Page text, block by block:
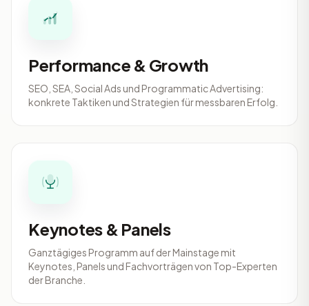
Performance & Growth
SEO, SEA, Social Ads und Programmatic Advertising:
konkrete Taktiken und Strategien für messbaren Erfolg.
Keynotes & Panels
Ganztägiges Programm auf der Mainstage mit
Keynotes, Panels und Fachvorträgen von Top-Experten
der Branche.